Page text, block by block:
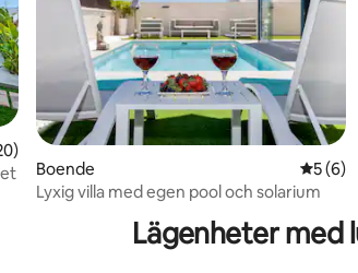
i genomsnittligt betyg, 20 omdömen
Boende 5 av 5 i
5 (6)
Lyxig villa med egen pool och solarium
Lägenheter